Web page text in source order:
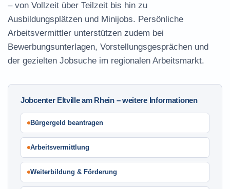
– von Vollzeit über Teilzeit bis hin zu
Ausbildungsplätzen und Minijobs. Persönliche
Arbeitsvermittler unterstützen zudem bei
Bewerbungsunterlagen, Vorstellungsgesprächen und
der gezielten Jobsuche im regionalen Arbeitsmarkt.
Jobcenter Eltville am Rhein – weitere Informationen
Bürgergeld beantragen
Arbeitsvermittlung
Weiterbildung & Förderung